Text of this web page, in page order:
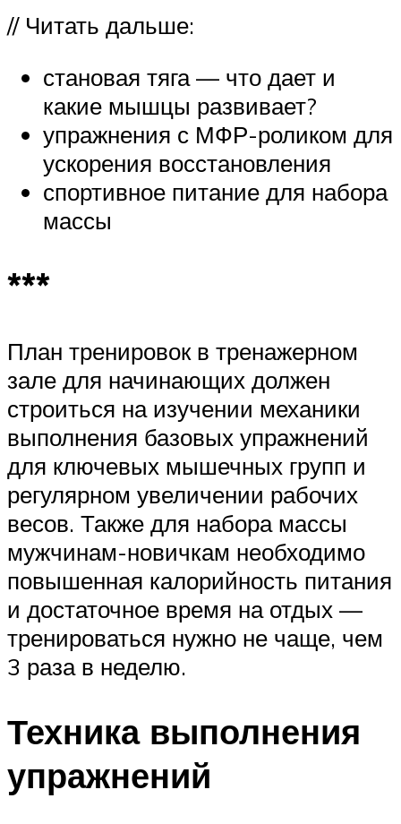
// Читать дальше:
становая тяга — что дает и
какие мышцы развивает?
упражнения с МФР-роликом для
ускорения восстановления
спортивное питание для набора
массы
***
План тренировок в тренажерном
зале для начинающих должен
строиться на изучении механики
выполнения базовых упражнений
для ключевых мышечных групп и
регулярном увеличении рабочих
весов. Также для набора массы
мужчинам-новичкам необходимо
повышенная калорийность питания
и достаточное время на отдых —
тренироваться нужно не чаще, чем
3 раза в неделю.
Техника выполнения
упражнений